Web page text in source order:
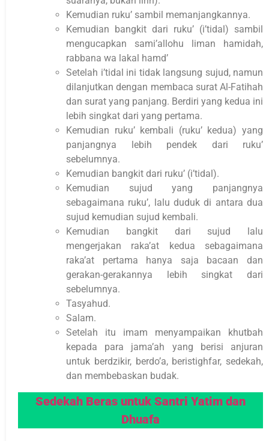
Kemudian ruku’ sambil memanjangkannya.
Kemudian bangkit dari ruku’ (i’tidal) sambil
mengucapkan sami’allohu liman hamidah,
rabbana wa lakal hamd’
Setelah i’tidal ini tidak langsung sujud, namun
dilanjutkan dengan membaca surat Al-Fatihah
dan surat yang panjang. Berdiri yang kedua ini
lebih singkat dari yang pertama.
Kemudian ruku’ kembali (ruku’ kedua) yang
panjangnya lebih pendek dari ruku’
sebelumnya.
Kemudian bangkit dari ruku’ (i’tidal).
Kemudian sujud yang panjangnya
sebagaimana ruku’, lalu duduk di antara dua
sujud kemudian sujud kembali.
Kemudian bangkit dari sujud lalu
mengerjakan raka’at kedua sebagaimana
raka’at pertama hanya saja bacaan dan
gerakan-gerakannya lebih singkat dari
sebelumnya.
Tasyahud.
Salam.
Setelah itu imam menyampaikan khutbah
kepada para jama’ah yang berisi anjuran
untuk berdzikir, berdo’a, beristighfar, sedekah,
dan membebaskan budak.
Sedekah Beras untuk Santri Yatim dan
Dhuafa